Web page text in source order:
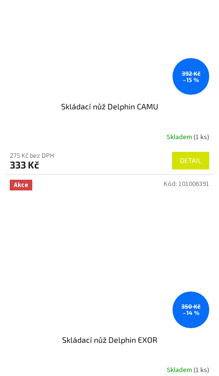
392 Kč
–15 %
Skládací nůž Delphin CAMU
Skladem (1 ks)
275 Kč bez DPH
333 Kč DETAIL
Akce
350 Kč
–14 %
Skládací nůž Delphin EXOR
Skladem (1 ks)
Kód: 101006391